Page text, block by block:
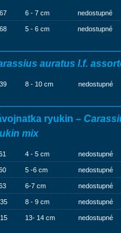
6 - 7 cm nedostupné
5 - 6 cm nedostupné
auratus l.f.
8 - 10 cm nedostupné
ryukin –
mix
4 - 5 cm nedostupné
5 -6 cm nedostupné
6-7 cm nedostupné
8 - 9 cm nedostupné
13- 14 cm nedostupné